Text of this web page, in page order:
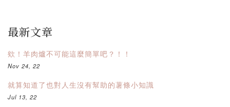
最新文章
欸！羊肉爐不可能這麼簡單吧？！！
Nov 24, 22
就算知道了也對人生沒有幫助的薯條小知識
Jul 13, 22